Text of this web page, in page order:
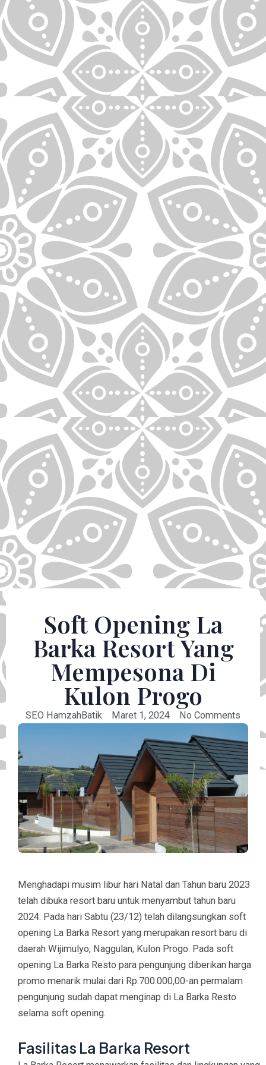
Soft Opening La
Barka Resort Yang
Mempesona Di
Kulon Progo
SEO HamzahBatik Maret 1, 2024 No Comments
Menghadapi musim libur hari Natal dan Tahun baru 2023
telah dibuka resort baru untuk menyambut tahun baru
2024. Pada hari Sabtu (23/12) telah dilangsungkan soft
opening La Barka Resort yang merupakan resort baru di
daerah Wijimulyo, Naggulan, Kulon Progo. Pada soft
opening La Barka Resto para pengunjung diberikan harga
promo menarik mulai dari Rp.700.000,00-an permalam
pengunjung sudah dapat menginap di La Barka Resto
selama soft opening.
Fasilitas La Barka Resort